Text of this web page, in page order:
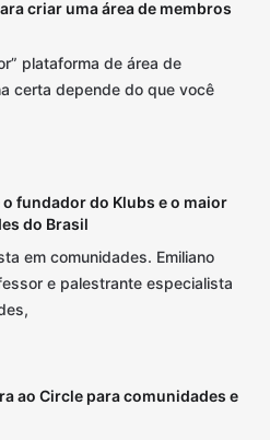
criar uma área de membros
plataforma de área de
certa depende do que você
fundador do Klubs e o maior
do Brasil
em comunidades. Emiliano
e palestrante especialista
ao Circle para comunidades e